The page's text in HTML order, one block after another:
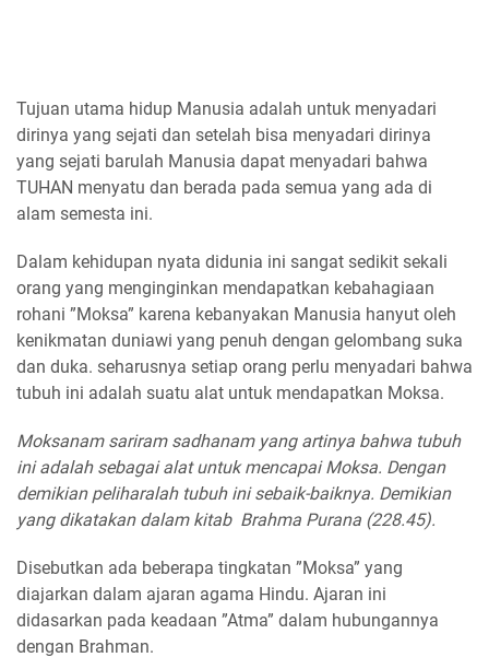
Tujuan utama hidup Manusia adalah untuk menyadari
dirinya yang sejati dan setelah bisa menyadari dirinya
yang sejati barulah Manusia dapat menyadari bahwa
TUHAN menyatu dan berada pada semua yang ada di
alam semesta ini.
Dalam kehidupan nyata didunia ini sangat sedikit sekali
orang yang menginginkan mendapatkan kebahagiaan
rohani ”Moksa” karena kebanyakan Manusia hanyut oleh
kenikmatan duniawi yang penuh dengan gelombang suka
dan duka. seharusnya setiap orang perlu menyadari bahwa
tubuh ini adalah suatu alat untuk mendapatkan Moksa.
Moksanam sariram sadhanam yang artinya bahwa tubuh
ini adalah sebagai alat untuk mencapai Moksa. Dengan
demikian peliharalah tubuh ini sebaik-baiknya. Demikian
yang dikatakan dalam kitab Brahma Purana (228.45).
Disebutkan ada beberapa tingkatan ”Moksa” yang
diajarkan dalam ajaran agama Hindu. Ajaran ini
didasarkan pada keadaan ”Atma” dalam hubungannya
dengan Brahman.